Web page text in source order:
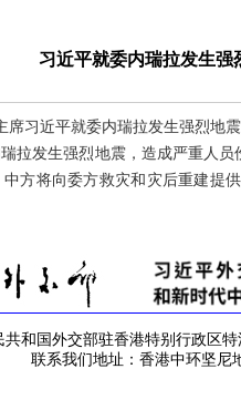
习近平就委内瑞拉发生
席习近平就委内瑞拉发生强烈地
拉发生强烈地震，造成严重人
方将向委方救灾和灾后重建提
共和国外交部驻香港特别行政区特
联系我们地址：香港中环坚尼